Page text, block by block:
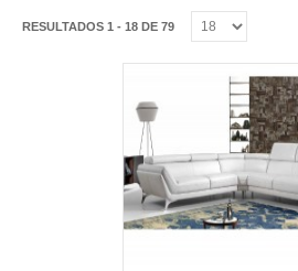
RESULTADOS 1 - 18 DE 79